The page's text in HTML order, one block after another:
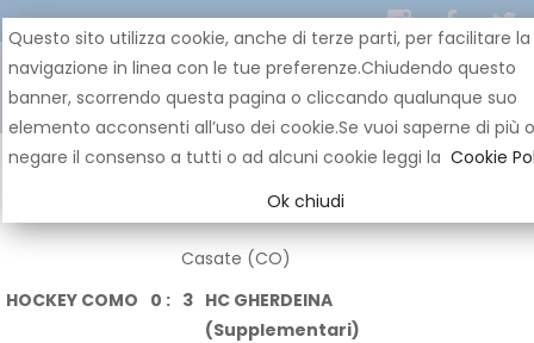
Casate (CO)
HOCKEY COMO 0 : 3 HC GHERDEINA
(Supplementari)
Questo sito utilizza cookie, anche di terze parti, per facilitare
navigazione in linea con le tue preferenze.Chiudendo questo
banner, scorrendo questa pagina o cliccando qualunque suo
elemento acconsenti all’uso dei cookie.Se vuoi saperne di più o
negare il consenso a tutti o ad alcuni cookie leggi la Cookie
Ok chiudi